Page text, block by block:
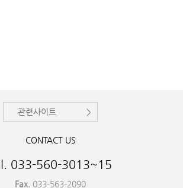
관련사이트
CONTACT US
033-560-3013~15
Fax. 033-563-2090